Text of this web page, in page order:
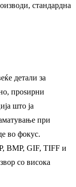
стандардна
детали за
проѕирни
што ја
при
во фокус.
BMP, GIF, TIFF и
со висока